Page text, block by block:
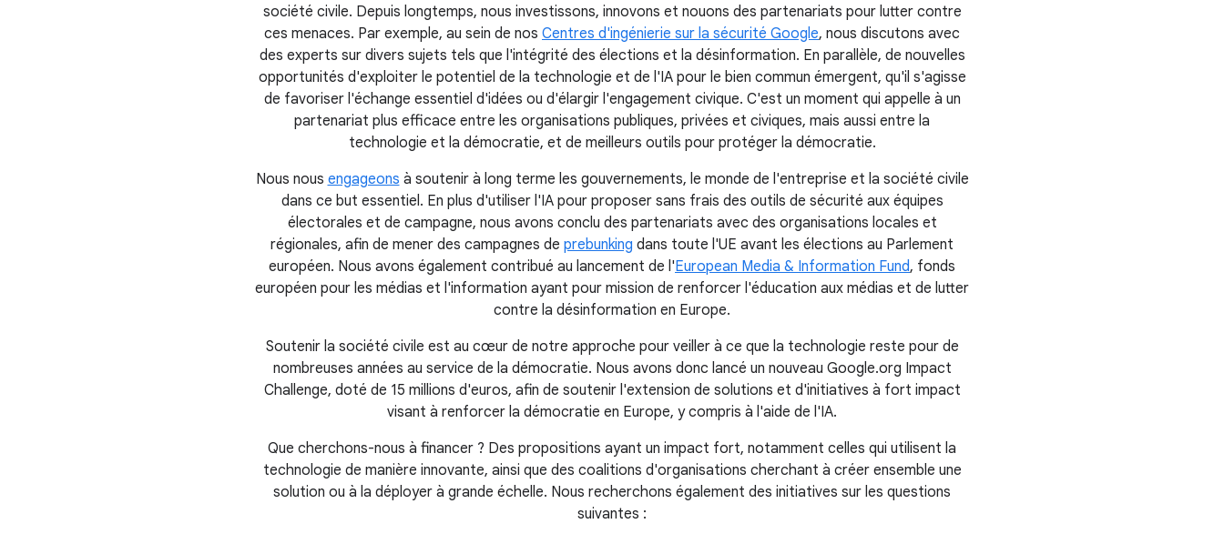
société civile. Depuis longtemps, nous investissons, innovons et nouons des partenariats pour lutter contre
ces menaces. Par exemple, au sein de nos Centres d'ingénierie sur la sécurité Google, nous discutons avec
des experts sur divers sujets tels que l'intégrité des élections et la désinformation. En parallèle, de nouvelles
opportunités d'exploiter le potentiel de la technologie et de l'IA pour le bien commun émergent, qu'il s'agisse
de favoriser l'échange essentiel d'idées ou d'élargir l'engagement civique. C'est un moment qui appelle à un
partenariat plus efficace entre les organisations publiques, privées et civiques, mais aussi entre la
technologie et la démocratie, et de meilleurs outils pour protéger la démocratie.
Nous nous engageons à soutenir à long terme les gouvernements, le monde de l'entreprise et la société civile
dans ce but essentiel. En plus d'utiliser l'IA pour proposer sans frais des outils de sécurité aux équipes
électorales et de campagne, nous avons conclu des partenariats avec des organisations locales et
régionales, afin de mener des campagnes de prebunking dans toute l'UE avant les élections au Parlement
européen. Nous avons également contribué au lancement de l'European Media & Information Fund, fonds
européen pour les médias et l'information ayant pour mission de renforcer l'éducation aux médias et de lutter
contre la désinformation en Europe.
Soutenir la société civile est au cœur de notre approche pour veiller à ce que la technologie reste pour de
nombreuses années au service de la démocratie. Nous avons donc lancé un nouveau Google.org Impact
Challenge, doté de 15 millions d'euros, afin de soutenir l'extension de solutions et d'initiatives à fort impact
visant à renforcer la démocratie en Europe, y compris à l'aide de l'IA.
Que cherchons-nous à financer ? Des propositions ayant un impact fort, notamment celles qui utilisent la
technologie de manière innovante, ainsi que des coalitions d'organisations cherchant à créer ensemble une
solution ou à la déployer à grande échelle. Nous recherchons également des initiatives sur les questions
suivantes :